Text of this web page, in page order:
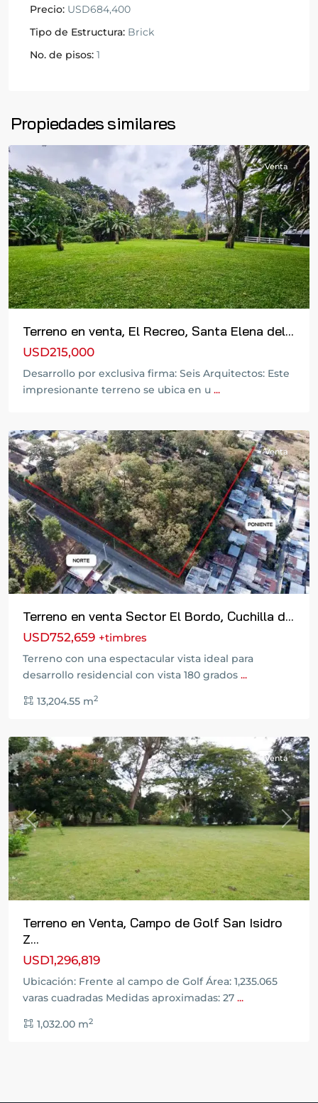
Precio: USD684,400
Tipo de Estructura: Brick
No. de pisos: 1
Propiedades similares
Previous Next
Venta
Terreno en venta, El Recreo, Santa Elena del...
USD215,000
Desarrollo por exclusiva firma: Seis Arquitectos: Este
impresionante terreno se ubica en u ...
Previous Next
Venta
Terreno en venta Sector El Bordo, Cuchilla d...
USD752,659 +timbres
Terreno con una espectacular vista ideal para
desarrollo residencial con vista 180 grados ...
13,204.55 m2
16,
Previous Next
Venta
Terreno en Venta, Campo de Golf San Isidro
Z...
USD1,296,819
Ubicación: Frente al campo de Golf Área: 1,235.065
varas cuadradas Medidas aproximadas: 27 ...
1,032.00 m2